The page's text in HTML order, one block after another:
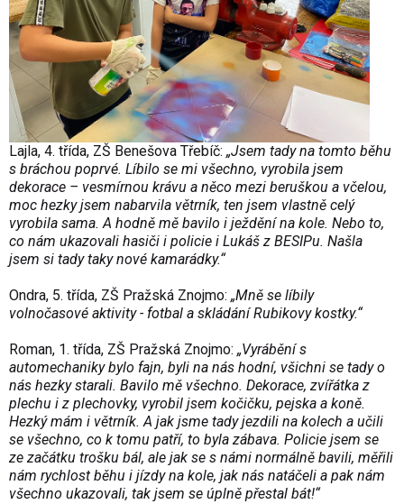
Lajla, 4. třída, ZŠ Benešova Třebíč: „Jsem tady na tomto běhu
s bráchou poprvé. Líbilo se mi všechno, vyrobila jsem
dekorace – vesmírnou krávu a něco mezi beruškou a včelou,
moc hezky jsem nabarvila větrník, ten jsem vlastně celý
vyrobila sama. A hodně mě bavilo i ježdění na kole. Nebo to,
co nám ukazovali hasiči i policie i Lukáš z BESIPu. Našla
jsem si tady taky nové kamarádky.“
Ondra, 5. třída, ZŠ Pražská Znojmo: „Mně se líbily
volnočasové aktivity - fotbal a skládání Rubikovy kostky.“
Roman, 1. třída, ZŠ Pražská Znojmo: „Vyrábění s
automechaniky bylo fajn, byli na nás hodní, všichni se tady o
nás hezky starali. Bavilo mě všechno. Dekorace, zvířátka z
plechu i z plechovky, vyrobil jsem kočičku, pejska a koně.
Hezký mám i větrník. A jak jsme tady jezdili na kolech a učili
se všechno, co k tomu patří, to byla zábava. Policie jsem se
ze začátku trošku bál, ale jak se s námi normálně bavili, měřili
nám rychlost běhu i jízdy na kole, jak nás natáčeli a pak nám
všechno ukazovali, tak jsem se úplně přestal bát!“